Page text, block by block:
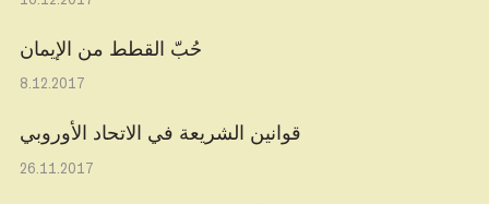
حُبّ القطط من الإيمان
8.12.2017
قوانين الشريعة في الاتحاد الأوروبي
26.11.2017